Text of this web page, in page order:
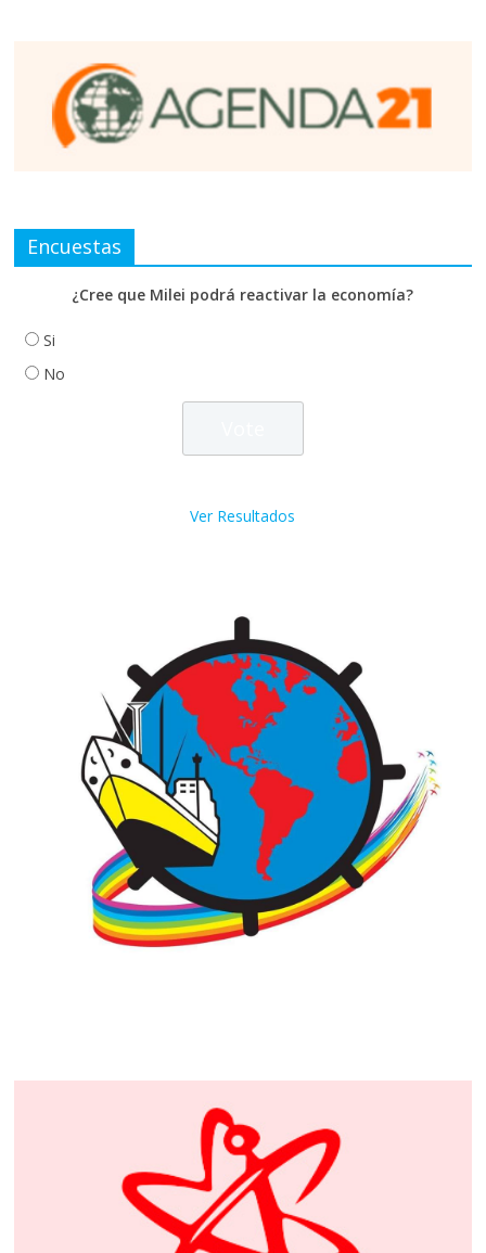
Encuestas
¿Cree que Milei podrá reactivar la economía?
Si
No
Ver Resultados